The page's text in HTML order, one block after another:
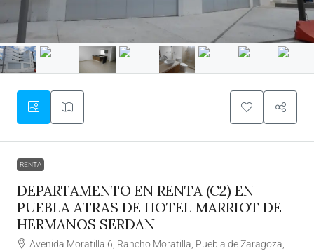
RENTA
DEPARTAMENTO EN RENTA (C2) EN
PUEBLA ATRAS DE HOTEL MARRIOT DE
HERMANOS SERDAN
Avenida Moratilla 6, Rancho Moratilla, Puebla de Zaragoza,